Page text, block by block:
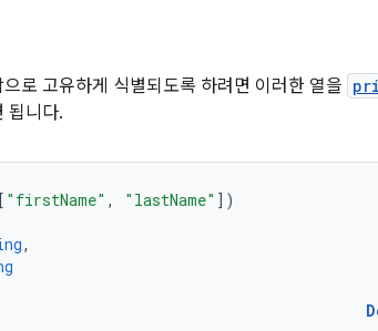
로 고유하게 식별되도록 하려면 이러한 열을
됩니다.
[ "firstName" , "lastName" ] )
,